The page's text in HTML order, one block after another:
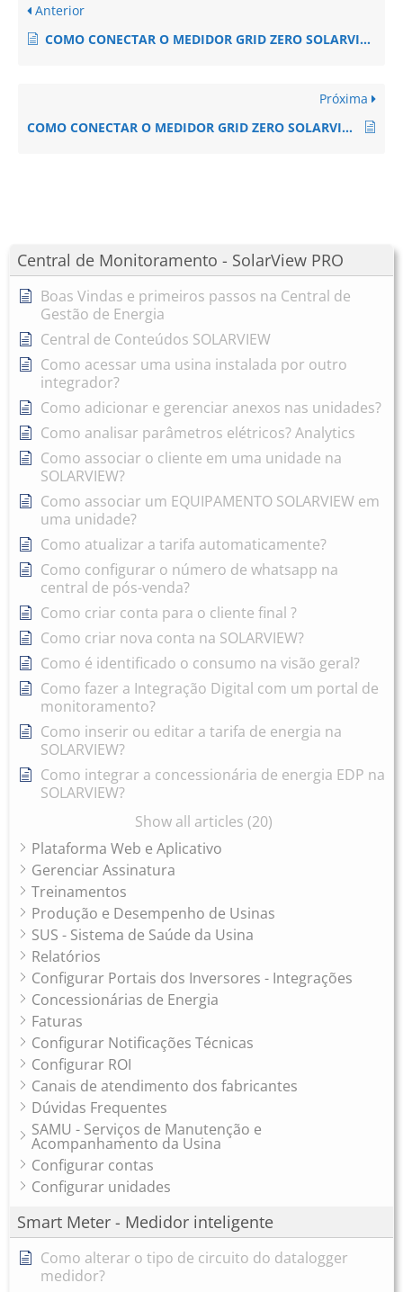
Central de Monitoramento - SolarView PRO
Boas Vindas e primeiros passos na Central de
Gestão de Energia
Central de Conteúdos SOLARVIEW
Como acessar uma usina instalada por outro
integrador?
Como adicionar e gerenciar anexos nas unidades?
Como analisar parâmetros elétricos? Analytics
Como associar o cliente em uma unidade na
SOLARVIEW?
Como associar um EQUIPAMENTO SOLARVIEW em
uma unidade?
Como atualizar a tarifa automaticamente?
Como configurar o número de whatsapp na
central de pós-venda?
Como criar conta para o cliente final ?
Como criar nova conta na SOLARVIEW?
Como é identificado o consumo na visão geral?
Como fazer a Integração Digital com um portal de
monitoramento?
Como inserir ou editar a tarifa de energia na
SOLARVIEW?
Como integrar a concessionária de energia EDP na
SOLARVIEW?
Show all articles (20)
Plataforma Web e Aplicativo
Gerenciar Assinatura
Treinamentos
Produção e Desempenho de Usinas
SUS - Sistema de Saúde da Usina
Relatórios
Configurar Portais dos Inversores - Integrações
Concessionárias de Energia
Faturas
Configurar Notificações Técnicas
Configurar ROI
Canais de atendimento dos fabricantes
Dúvidas Frequentes
SAMU - Serviços de Manutenção e
Acompanhamento da Usina
Configurar contas
Configurar unidades
Smart Meter - Medidor inteligente
Como alterar o tipo de circuito do datalogger
medidor?
Anterior
COMO CONECTAR O MEDIDOR GRID ZERO SOLARVIEW NO INVERSOR SUNGROW MONOFÁSICO (SUNGROW SG2.0RS-S / SG2.5RS-S / SG3.0RS-S / SG3.0RS / SG3.6RS / SG4.0RS / SG5.0RS / SG6.0RS)
Próxima
COMO CONECTAR O MEDIDOR GRID ZERO SOLARVIEW NO INVERSOR SUNGROW MONOFÁSICO (SUNGROW SG8.0RS / SG9.0RS / SG10RS)